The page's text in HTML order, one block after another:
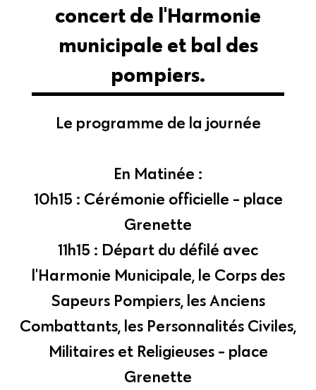
concert de l'Harmonie
municipale et bal des
pompiers.
Le programme de la journée
En Matinée :
10h15 : Cérémonie officielle - place
Grenette
11h15 : Départ du défilé avec
l'Harmonie Municipale, le Corps des
Sapeurs Pompiers, les Anciens
Combattants, les Personnalités Civiles,
Militaires et Religieuses - place
Grenette